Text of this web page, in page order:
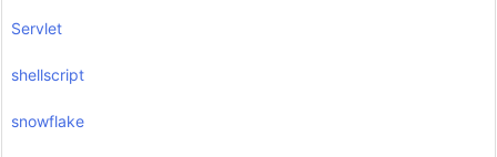
Servlet
shellscript
snowflake